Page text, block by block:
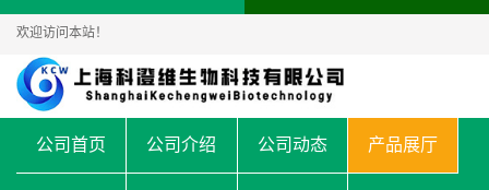
欢迎访问本站！
公司首页 公司介绍 公司动态 产品展厅